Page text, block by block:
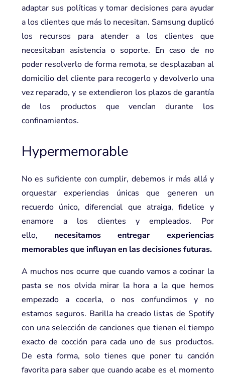
adaptar sus políticas y tomar decisiones para ayudar
a los clientes que más lo necesitan. Samsung duplicó
los recursos para atender a los clientes que
necesitaban asistencia o soporte. En caso de no
poder resolverlo de forma remota, se desplazaban al
domicilio del cliente para recogerlo y devolverlo una
vez reparado, y se extendieron los plazos de garantía
de los productos que vencían durante los
confinamientos.
Hypermemorable
No es suficiente con cumplir, debemos ir más allá y
orquestar experiencias únicas que generen un
recuerdo único, diferencial que atraiga, fidelice y
enamore a los clientes y empleados. Por
ello, necesitamos entregar experiencias
memorables que influyan en las decisiones futuras.
A muchos nos ocurre que cuando vamos a cocinar la
pasta se nos olvida mirar la hora a la que hemos
empezado a cocerla, o nos confundimos y no
estamos seguros. Barilla ha creado listas de Spotify
con una selección de canciones que tienen el tiempo
exacto de cocción para cada uno de sus productos.
De esta forma, solo tienes que poner tu canción
favorita para saber que cuando acabe es el momento